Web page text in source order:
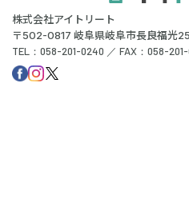
株式会社アイトリート
〒502-0817 岐阜県岐阜市長良福光
TEL：058-201-0240 ／ FAX：058-201-